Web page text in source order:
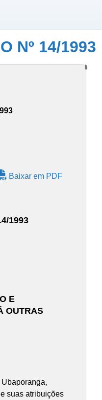
Nº 14/1993
Baixar em PDF
1993
E
OUTRAS
suas atribuições